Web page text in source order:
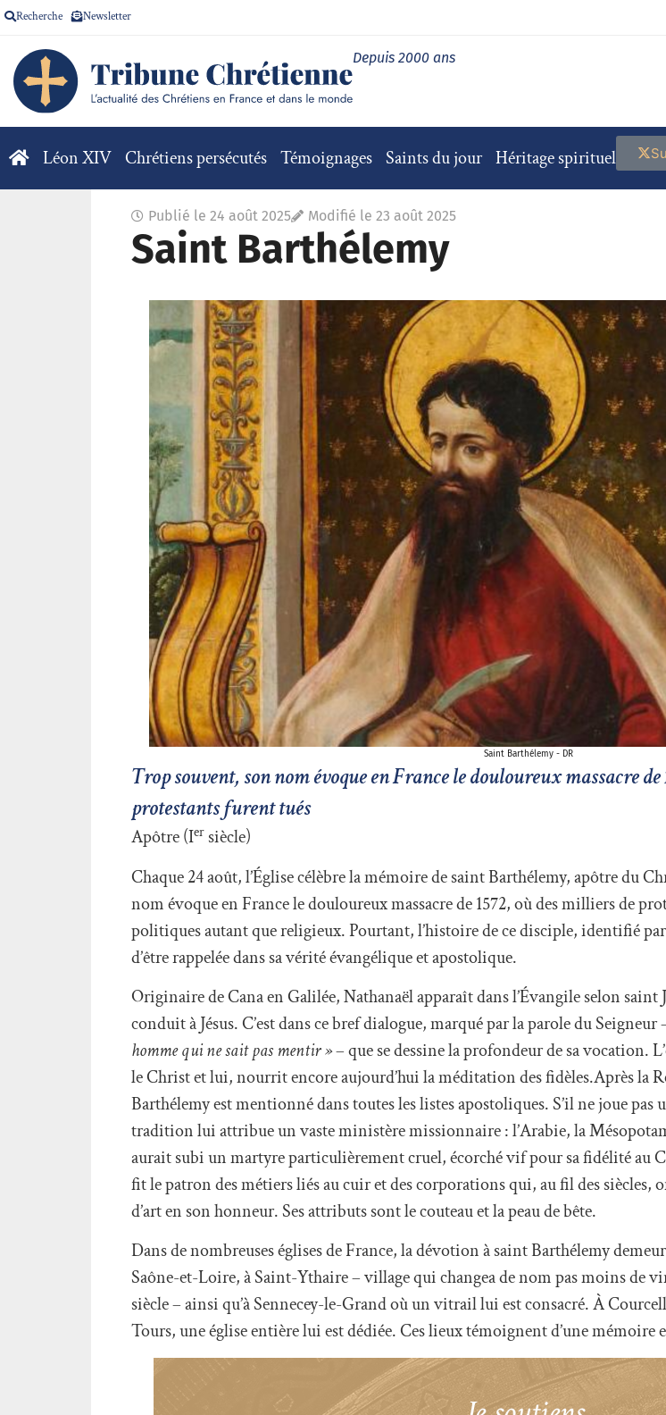
Recherche Newsletter
Depuis 2000 ans
Léon XIV Chrétiens persécutés Témoignages Saints du jour Héritage spirituel
Publié le 24 août 2025 Modifié le 23 août 2025
Saint Barthélemy
Saint Barthélemy - DR
Trop souvent, son nom évoque en France le douloureux massacre
protestants furent tués
Apôtre (Ier siècle)
Chaque 24 août, l’Église célèbre la mémoire de saint Barthélemy, apôtre du
nom évoque en France le douloureux massacre de 1572, où des milliers de
politiques autant que religieux. Pourtant, l’histoire de ce disciple, identifié
d’être rappelée dans sa vérité évangélique et apostolique.
Originaire de Cana en Galilée, Nathanaël apparaît dans l’Évangile selon saint
conduit à Jésus. C’est dans ce bref dialogue, marqué par la parole du Seigneur
homme qui ne sait pas mentir »– que se dessine la profondeur de sa vocation.
le Christ et lui, nourrit encore aujourd’hui la méditation des fidèles.Après la
Barthélemy est mentionné dans toutes les listes apostoliques. S’il ne joue pas
tradition lui attribue un vaste ministère missionnaire : l’Arabie, la
aurait subi un martyre particulièrement cruel, écorché vif pour sa fidélité au
fit le patron des métiers liés au cuir et des corporations qui, au fil des
d’art en son honneur. Ses attributs sont le couteau et la peau de bête.
Dans de nombreuses églises de France, la dévotion à saint Barthélemy
Saône-et-Loire, à Saint-Ythaire – village qui changea de nom pas moins de
siècle – ainsi qu’à Sennecey-le-Grand où un vitrail lui est consacré. À
Tours, une église entière lui est dédiée. Ces lieux témoignent d’une mémoire